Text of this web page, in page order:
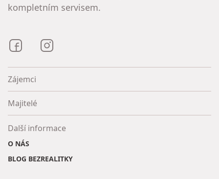
kompletním servisem.
Bezrealitky na Facebooku
Zájemci
Majitelé
Další informace
O NÁS
BLOG BEZREALITKY